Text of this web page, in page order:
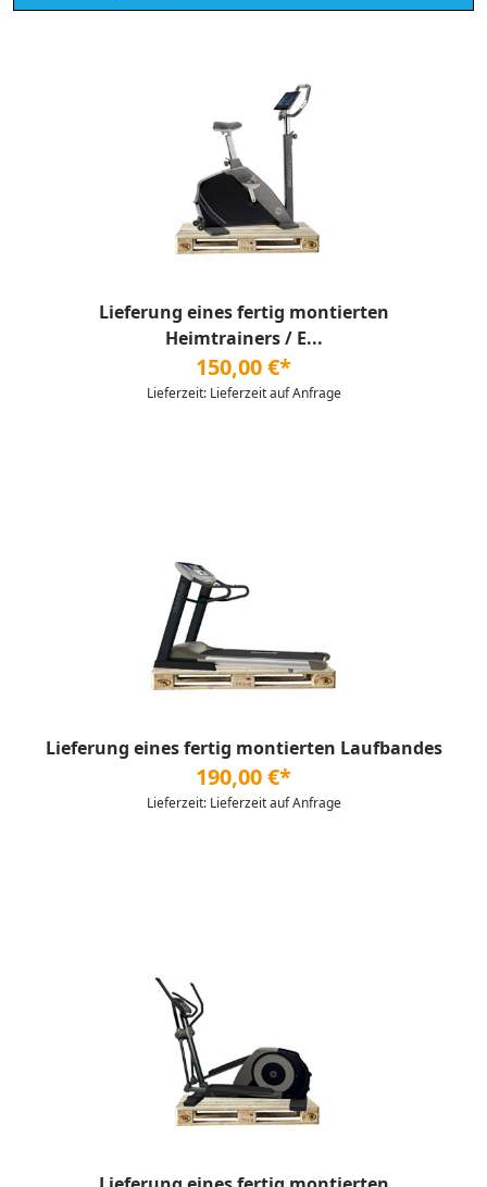
Lieferung eines fertig montierten
Heimtrainers / E...
150,00 €*
Lieferzeit: Lieferzeit auf Anfrage
Lieferung eines fertig montierten Laufbandes
190,00 €*
Lieferzeit: Lieferzeit auf Anfrage